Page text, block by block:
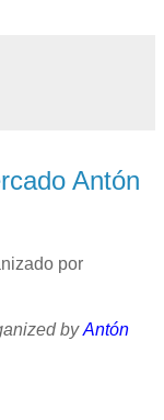
Antón
por
byAntón